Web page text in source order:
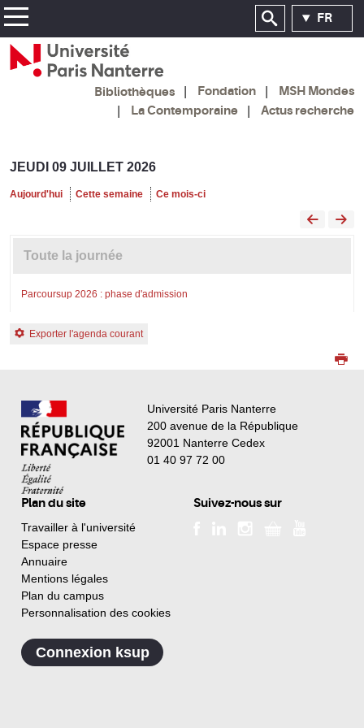
FR
Bibliothèques Fondation
MSH Mondes
La Contemporaine
Actus recherche
JEUDI 09 JUILLET 2026
Aujourd'hui Cette semaine Ce mois-ci
Toute la journée
Parcoursup 2026 : phase d'admission
Exporter l'agenda courant
Université Paris Nanterre
200 avenue de la République
92001 Nanterre Cedex
01 40 97 72 00
Plan du site
Travailler à l'université
Espace presse
Annuaire
Mentions légales
Plan du campus
Personnalisation des cookies
Suivez-nous sur
Connexion ksup